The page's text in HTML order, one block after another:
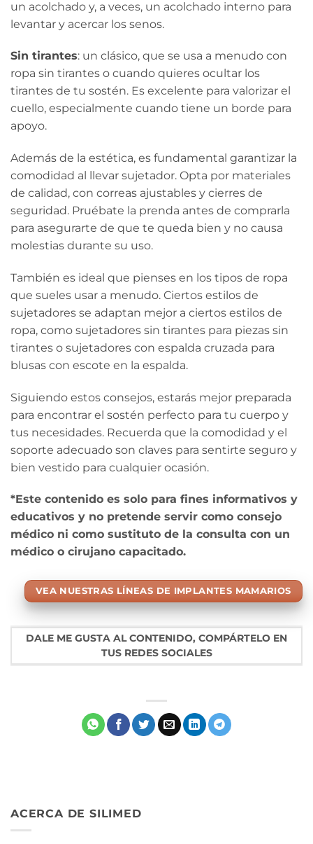
un acolchado y, a veces, un acolchado interno para
levantar y acercar los senos.
Sin tirantes: un clásico, que se usa a menudo con
ropa sin tirantes o cuando quieres ocultar los
tirantes de tu sostén. Es excelente para valorizar el
cuello, especialmente cuando tiene un borde para
apoyo.
Además de la estética, es fundamental garantizar la
comodidad al llevar sujetador. Opta por materiales
de calidad, con correas ajustables y cierres de
seguridad. Pruébate la prenda antes de comprarla
para asegurarte de que te queda bien y no causa
molestias durante su uso.
También es ideal que pienses en los tipos de ropa
que sueles usar a menudo. Ciertos estilos de
sujetadores se adaptan mejor a ciertos estilos de
ropa, como sujetadores sin tirantes para piezas sin
tirantes o sujetadores con espalda cruzada para
blusas con escote en la espalda.
Siguiendo estos consejos, estarás mejor preparada
para encontrar el sostén perfecto para tu cuerpo y
tus necesidades. Recuerda que la comodidad y el
soporte adecuado son claves para sentirte seguro y
bien vestido para cualquier ocasión.
*Este contenido es solo para fines informativos y
educativos y no pretende servir como consejo
médico ni como sustituto de la consulta con un
médico o cirujano capacitado.
VEA NUESTRAS LÍNEAS DE IMPLANTES MAMARIOS
DALE ME GUSTA AL CONTENIDO, COMPÁRTELO EN
TUS REDES SOCIALES
ACERCA DE SILIMED